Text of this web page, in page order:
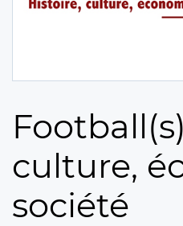
culture,
société